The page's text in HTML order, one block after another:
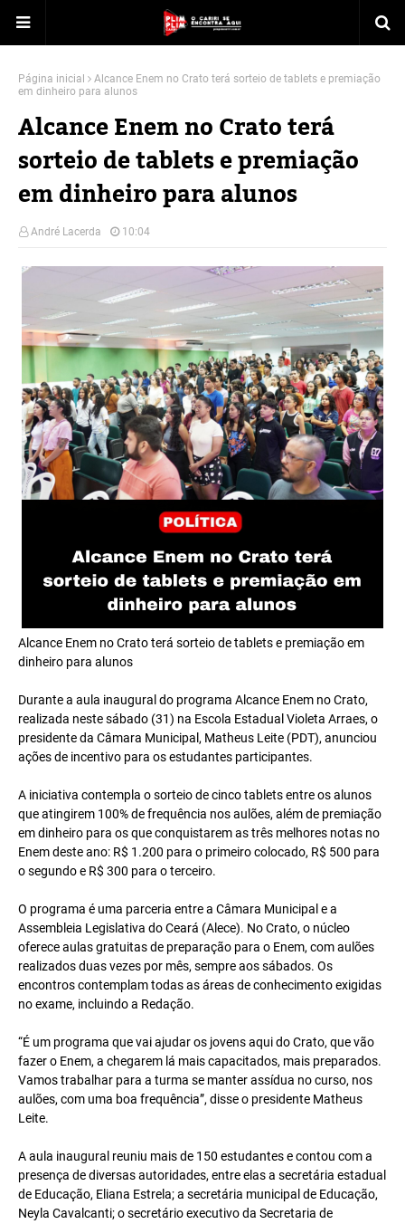
Página inicial
Alcance Enem no Crato terá sorteio de tablets e premiação
em dinheiro para alunos
Alcance Enem no Crato terá
sorteio de tablets e premiação
em dinheiro para alunos
André Lacerda 10:04
Alcance Enem no Crato terá sorteio de tablets e premiação em
dinheiro para alunos
Durante a aula inaugural do programa Alcance Enem no Crato,
realizada neste sábado (31) na Escola Estadual Violeta Arraes, o
presidente da Câmara Municipal, Matheus Leite (PDT), anunciou
ações de incentivo para os estudantes participantes.
A iniciativa contempla o sorteio de cinco tablets entre os alunos
que atingirem 100% de frequência nos aulões, além de premiação
em dinheiro para os que conquistarem as três melhores notas no
Enem deste ano: R$ 1.200 para o primeiro colocado, R$ 500 para
o segundo e R$ 300 para o terceiro.
O programa é uma parceria entre a Câmara Municipal e a
Assembleia Legislativa do Ceará (Alece). No Crato, o núcleo
oferece aulas gratuitas de preparação para o Enem, com aulões
realizados duas vezes por mês, sempre aos sábados. Os
encontros contemplam todas as áreas de conhecimento exigidas
no exame, incluindo a Redação.
“É um programa que vai ajudar os jovens aqui do Crato, que vão
fazer o Enem, a chegarem lá mais capacitados, mais preparados.
Vamos trabalhar para a turma se manter assídua no curso, nos
aulões, com uma boa frequência”, disse o presidente Matheus
Leite.
A aula inaugural reuniu mais de 150 estudantes e contou com a
presença de diversas autoridades, entre elas a secretária estadual
de Educação, Eliana Estrela; a secretária municipal de Educação,
Neyla Cavalcanti; o secretário executivo da Secretaria de